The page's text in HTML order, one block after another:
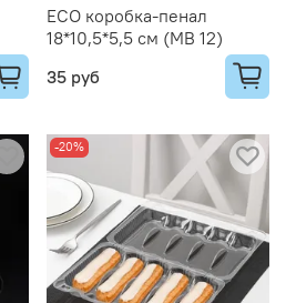
ECO коробка-пенал
18*10,5*5,5 см (MB 12)
35 руб
-20%